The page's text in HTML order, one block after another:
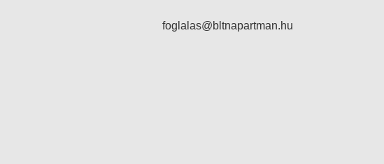
foglalas@bltnapartman.hu